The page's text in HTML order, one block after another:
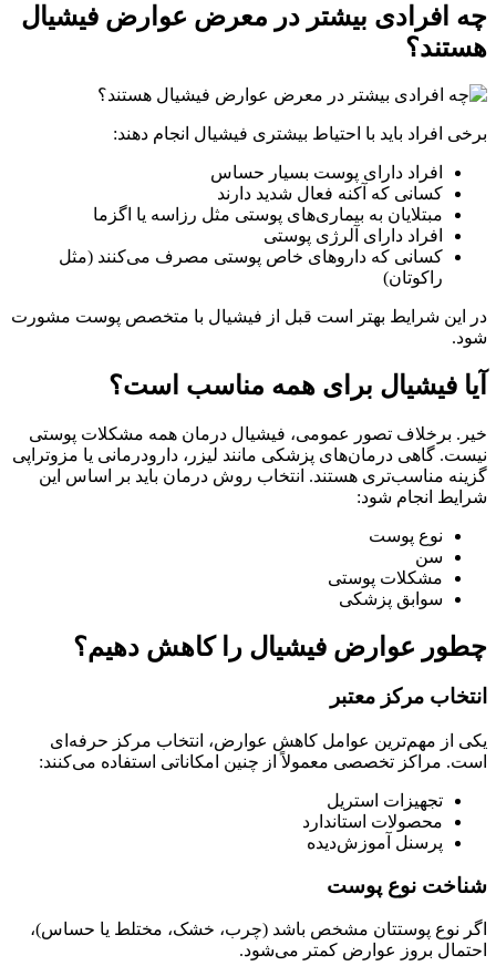
چه افرادی بیشتر در معرض عوارض فیشیال
هستند؟
برخی افراد باید با احتیاط بیشتری فیشیال انجام دهند:
افراد دارای پوست بسیار حساس
کسانی که آکنه فعال شدید دارند
مبتلایان به بیماری‌های پوستی مثل رزاسه یا اگزما
افراد دارای آلرژی پوستی
کسانی که داروهای خاص پوستی مصرف می‌کنند (مثل
راکوتان)
در این شرایط بهتر است قبل از فیشیال با متخصص پوست مشورت
شود.
آیا فیشیال برای همه مناسب است؟
خیر. برخلاف تصور عمومی، فیشیال درمان همه مشکلات پوستی
نیست. گاهی درمان‌های پزشکی مانند لیزر، دارودرمانی یا مزوتراپی
گزینه مناسب‌تری هستند. انتخاب روش درمان باید بر اساس این
شرایط انجام شود:
نوع پوست
سن
مشکلات پوستی
سوابق پزشکی
چطور عوارض فیشیال را کاهش دهیم؟
انتخاب مرکز معتبر
یکی از مهم‌ترین عوامل کاهش عوارض، انتخاب مرکز حرفه‌ای
است. مراکز تخصصی معمولاً از چنین امکاناتی استفاده می‌کنند:
تجهیزات استریل
محصولات استاندارد
پرسنل آموزش‌دیده
شناخت نوع پوست
اگر نوع پوستتان مشخص باشد (چرب، خشک، مختلط یا حساس)،
احتمال بروز عوارض کمتر می‌شود.